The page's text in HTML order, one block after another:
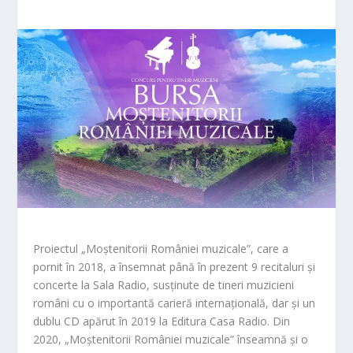
Proiectul „Moștenitorii României muzicale”, care a
pornit în 2018, a însemnat până în prezent 9 recitaluri și
concerte la Sala Radio, susținute de tineri muzicieni
români cu o importantă carieră internațională, dar și un
dublu CD apărut în 2019 la Editura Casa Radio. Din
2020, „Moștenitorii României muzicale” înseamnă și o